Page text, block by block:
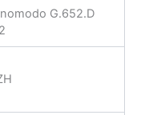
G.652.D